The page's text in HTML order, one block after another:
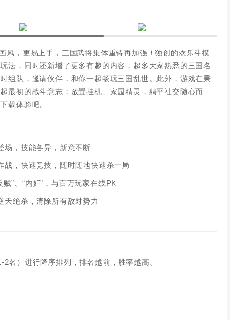
风，更易上手，三国武将集体重铸再加强！独创的欢乐斗模
法，同时还新增了更多有趣的内容，超多大家熟悉的三国名
组队，邀请伙伴，和你一起畅玩三国乱世。此外，游戏在秉
最初的战斗意志；放置挂机、家园精灵，躺平社交随心而
载体验吧。
场，技能各异，新意不断
战，快速竞技，随时随地快速杀一局
”、“内奸”，与百万玩家在线PK
天绝杀，清除所有敌对势力
名）进行降序排列，排名越前，胜率越高。